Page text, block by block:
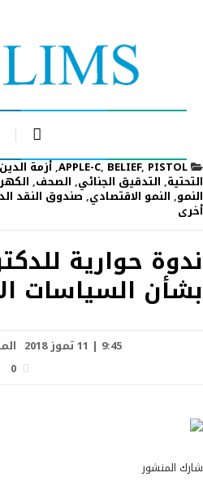
APPLE-C,BELIEF,PISTOL
,أزمة الدين
التحتية, التدقيق الجنائي, الصحف,
النمو, النمو الاقتصادي,صندوق النقد
أخرى
ندوة حوارية
بشأن السياسات
9:45 | 11 تموز 2018
0
شارك المنشور